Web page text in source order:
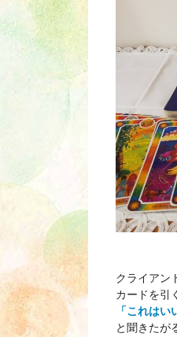
クライアン
カードを引
「これは
と聞きたが